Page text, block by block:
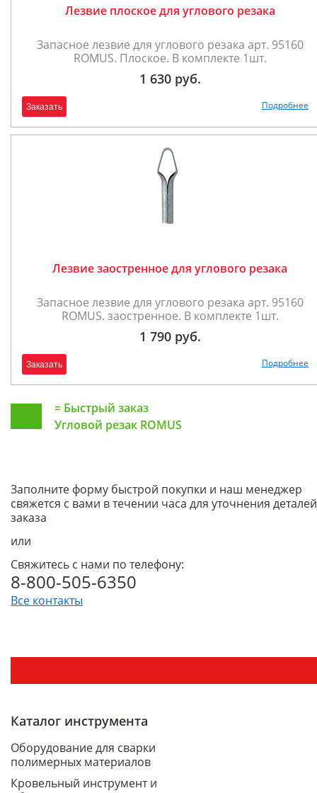
Лезвие плоское для углового резака
Запасное лезвие для углового резака арт. 95160
ROMUS. Плоское. В комплекте 1шт.
1 630 руб.
Заказать Подробнее
Лезвие заостренное для углового резака
Запасное лезвие для углового резака арт. 95160
ROMUS. заостренное. В комплекте 1шт.
1 790 руб.
Заказать Подробнее
= Быстрый заказ
Угловой резак ROMUS
Заполните форму быстрой покупки и наш менеджер
свяжется с вами в течении часа для уточнения деталей
заказа
или
Свяжитесь с нами по телефону:
8-800-505-6350
Все контакты
Каталог инструмента
Оборудование для сварки
полимерных материалов
Кровельный инструмент и